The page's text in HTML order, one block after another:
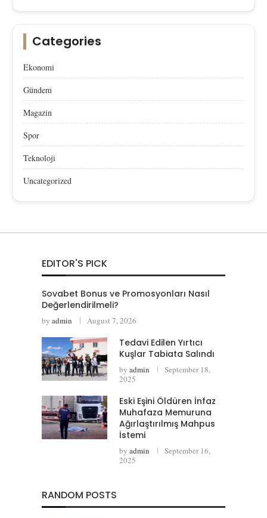
Categories
Ekonomi
Gündem
Magazin
Spor
Teknoloji
Uncategorized
EDITOR'S PICK
Sovabet Bonus ve Promosyonları Nasıl
Değerlendirilmeli?
by admin August 7, 2026
Tedavi Edilen Yırtıcı
Kuşlar Tabiata Salındı
by admin
September 18,
2025
Eski Eşini Öldüren İnfaz
Muhafaza Memuruna
Ağırlaştırılmış Mahpus
İstemi
by admin
September 16,
2025
RANDOM POSTS